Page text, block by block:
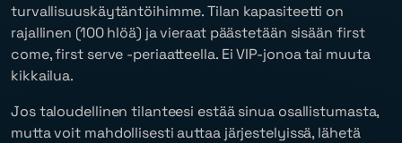
turvallisuuskäytäntöihimme. Tilan kapasiteetti on
rajallinen (100 hlöä) ja vieraat päästetään sisään first
come, first serve -periaatteella. Ei VIP-jonoa tai muuta
kikkailua.
Jos taloudellinen tilanteesi estää sinua osallistumasta,
mutta voit mahdollisesti auttaa järjestelyissä, lähetä